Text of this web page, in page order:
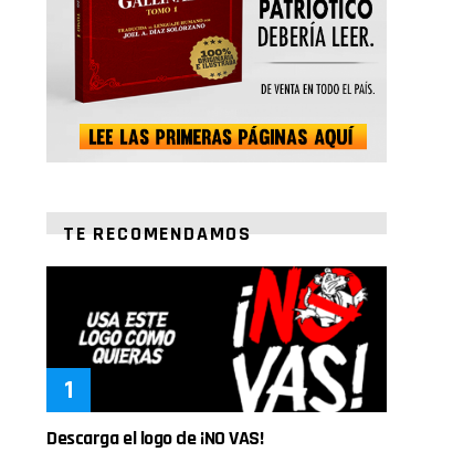
TE RECOMENDAMOS
Descarga el logo de ¡NO VAS!